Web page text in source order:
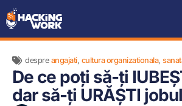
despre angajati, cultura organizationala,
De ce poți să-ți
dar să-ți URĂȘTI jobul